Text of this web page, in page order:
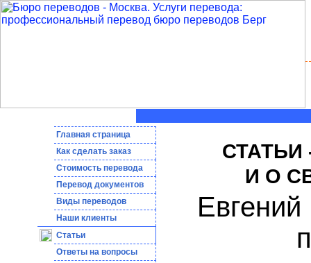
Главная страница
Как сделать заказ
Стоимость перевода
Пepeвoд дoкумeнтoв
Виды переводов
Наши клиенты
Статьи
Ответы на вопросы
СТАТЬИ
И О
Евгений